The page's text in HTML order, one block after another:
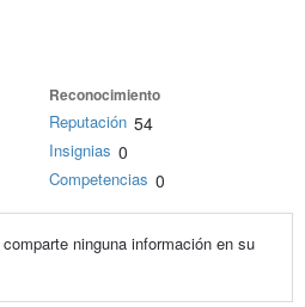
Reconocimiento
Reputación 54
Insignias 0
Competencias 0
ninguna información en su